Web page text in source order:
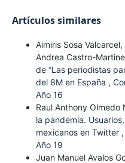
Artículos similares
Aimiris Sosa
Andrea Castro-
de “Las periodistas
del 8M en España ,
Año 16
Raul Anthony Olmedo
la pandemia.
mexicanos en Twitter ,
Año 19
Juan Manuel Avalos